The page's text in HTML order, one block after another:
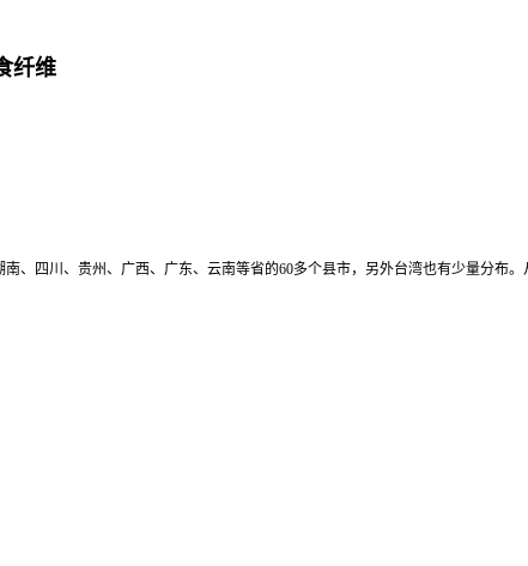
纤维
、四川、贵州、广西、广东、云南等省的60多个县市，另外台湾也有少量分布。